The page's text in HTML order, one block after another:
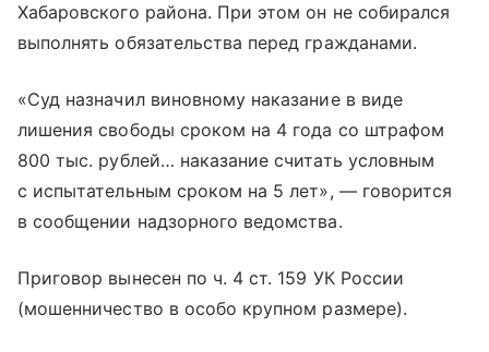
Хабаровского района. При этом он не собирался
выполнять обязательства перед гражданами.
«Суд назначил виновному наказание в виде
лишения свободы сроком на 4 года со штрафом
800 тыс. рублей… наказание считать условным
с испытательным сроком на 5 лет», — говорится
в сообщении надзорного ведомства.
Приговор вынесен по ч. 4 ст. 159 УК России
(мошенничество в особо крупном размере).